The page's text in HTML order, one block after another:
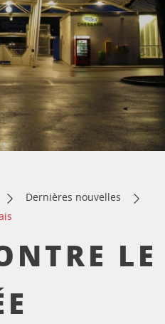
Dernières nouvelles
LE